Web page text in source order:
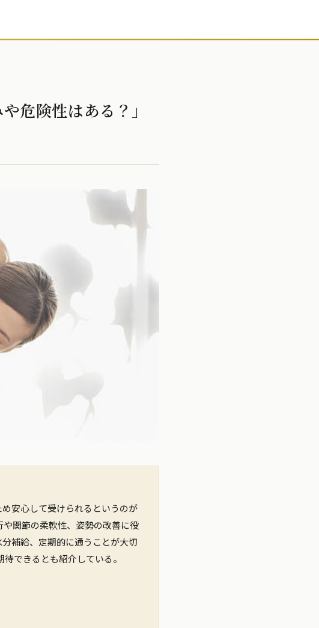
危険性はある？」
安心して受けられるというのが
関節の柔軟性、姿勢の改善に役
補給、定期的に通うことが大切
できるとも紹介している。